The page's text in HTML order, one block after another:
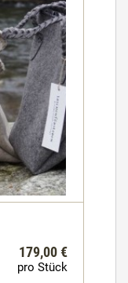
179,00 €
pro Stück